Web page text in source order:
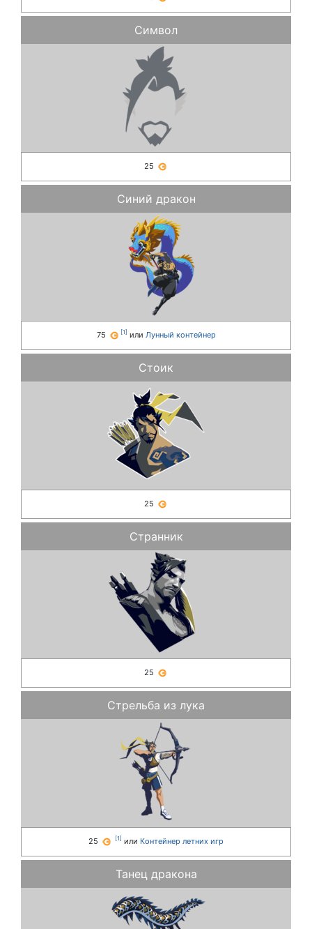
Символ
25
Синий дракон
75 [1] или Лунный контейнер
Стоик
25
Странник
25
Стрельба из лука
25 [1] или Контейнер летних игр
Танец дракона